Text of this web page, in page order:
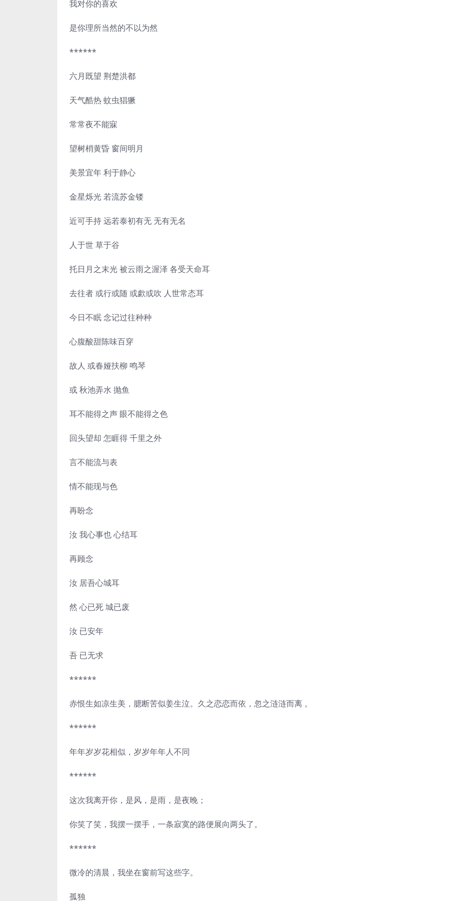
我对你的喜欢
是你理所当然的不以为然
******
六月既望 荆楚洪都
天气酷热 蚊虫猖獗
常常夜不能寐
望树梢黄昏 窗间明月
美景宜年 利于静心
金星烁光 若流苏金镂
近可手持 远若泰初有无 无有无名
人于世 草于谷
托日月之末光 被云雨之渥泽 各受天命耳
去往者 或行或随 或歔或吹 人世常态耳
今日不眠 念记过往种种
心腹酸甜陈味百穿
故人 或春娅扶柳 鸣琴
或 秋池弄水 抛鱼
耳不能得之声 眼不能得之色
回头望却 怎睚得 千里之外
言不能流与表
情不能现与色
再盼念
汝 我心事也 心结耳
再顾念
汝 居吾心城耳
然 心已死 城已废
汝 已安年
吾 已无求
******
赤恨生如凉生美，臆断苦似姜生泣。久之恋恋而依，忽之涟涟而离 。
******
年年岁岁花相似，岁岁年年人不同
******
这次我离开你，是风，是雨，是夜晚；
你笑了笑，我摆一摆手，一条寂寞的路便展向两头了。
******
微冷的清晨，我坐在窗前写这些字。
孤独